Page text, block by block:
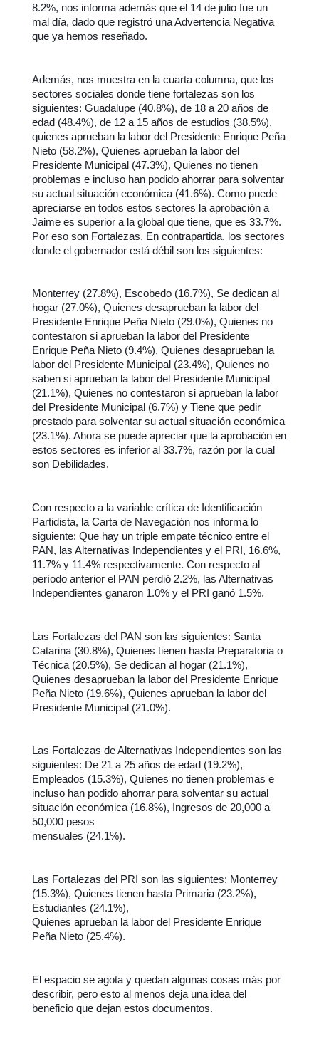
8.2%, nos informa además que el 14 de julio fue un
mal día, dado que registró una Advertencia Negativa
que ya hemos reseñado.
Además, nos muestra en la cuarta columna, que los
sectores sociales donde tiene fortalezas son los
siguientes: Guadalupe (40.8%), de 18 a 20 años de
edad (48.4%), de 12 a 15 años de estudios (38.5%),
quienes aprueban la labor del Presidente Enrique Peña
Nieto (58.2%), Quienes aprueban la labor del
Presidente Municipal (47.3%), Quienes no tienen
problemas e incluso han podido ahorrar para solventar
su actual situación económica (41.6%). Como puede
apreciarse en todos estos sectores la aprobación a
Jaime es superior a la global que tiene, que es 33.7%.
Por eso son Fortalezas. En contrapartida, los sectores
donde el gobernador está débil son los siguientes:
Monterrey (27.8%), Escobedo (16.7%), Se dedican al
hogar (27.0%), Quienes desaprueban la labor del
Presidente Enrique Peña Nieto (29.0%), Quienes no
contestaron si aprueban la labor del Presidente
Enrique Peña Nieto (9.4%), Quienes desaprueban la
labor del Presidente Municipal (23.4%), Quienes no
saben si aprueban la labor del Presidente Municipal
(21.1%), Quienes no contestaron si aprueban la labor
del Presidente Municipal (6.7%) y Tiene que pedir
prestado para solventar su actual situación económica
(23.1%). Ahora se puede apreciar que la aprobación en
estos sectores es inferior al 33.7%, razón por la cual
son Debilidades.
Con respecto a la variable crítica de Identificación
Partidista, la Carta de Navegación nos informa lo
siguiente: Que hay un triple empate técnico entre el
PAN, las Alternativas Independientes y el PRI, 16.6%,
11.7% y 11.4% respectivamente. Con respecto al
período anterior el PAN perdió 2.2%, las Alternativas
Independientes ganaron 1.0% y el PRI ganó 1.5%.
Las Fortalezas del PAN son las siguientes: Santa
Catarina (30.8%), Quienes tienen hasta Preparatoria o
Técnica (20.5%), Se dedican al hogar (21.1%),
Quienes desaprueban la labor del Presidente Enrique
Peña Nieto (19.6%), Quienes aprueban la labor del
Presidente Municipal (21.0%).
Las Fortalezas de Alternativas Independientes son las
siguientes: De 21 a 25 años de edad (19.2%),
Empleados (15.3%), Quienes no tienen problemas e
incluso han podido ahorrar para solventar su actual
situación económica (16.8%), Ingresos de 20,000 a
50,000 pesos
mensuales (24.1%).
Las Fortalezas del PRI son las siguientes: Monterrey
(15.3%), Quienes tienen hasta Primaria (23.2%),
Estudiantes (24.1%),
Quienes aprueban la labor del Presidente Enrique
Peña Nieto (25.4%).
El espacio se agota y quedan algunas cosas más por
describir, pero esto al menos deja una idea del
beneficio que dejan estos documentos.